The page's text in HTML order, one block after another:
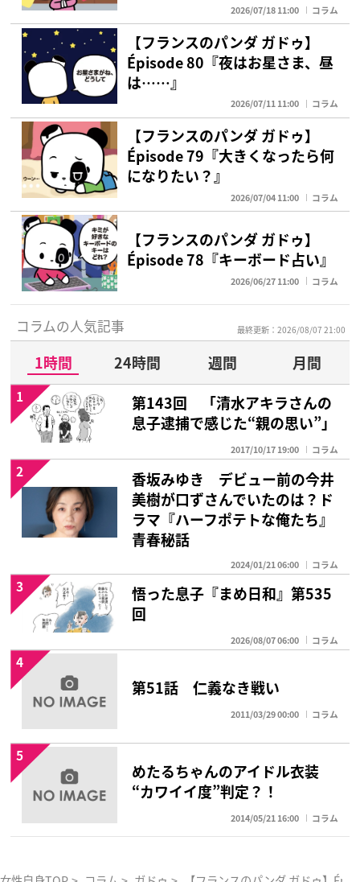
2026/07/18 11:00 コラム
【フランスのパンダ ガドゥ】
Épisode 80『夜はお星さま、昼
は……』
2026/07/11 11:00 コラム
【フランスのパンダ ガドゥ】
Épisode 79『大きくなったら何
になりたい？』
2026/07/04 11:00 コラム
【フランスのパンダ ガドゥ】
Épisode 78『キーボード占い』
2026/06/27 11:00 コラム
コラムの人気記事 最終更新：2026/08/07 21:00
1時間 24時間 週間
月間
第143回 「清水アキラさんの
息子逮捕で感じた“親の思い”」
2017/10/17 19:00 コラム
1
香坂みゆき デビュー前の今井
美樹が口ずさんでいたのは？ド
ラマ『ハーフポテトな俺たち』
青春秘話
2024/01/21 06:00 コラム
2
悟った息子『まめ日和』第535
回
2026/08/07 06:00 コラム
3
第51話 仁義なき戦い
2011/03/29 00:00 コラム
4
めたるちゃんのアイドル衣装
“カワイイ度”判定？！
2014/05/21 16:00 コラム
5